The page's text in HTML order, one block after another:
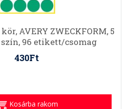
AVERY ZWECKFORM, 5
96 etikett/csomag
430Ft
Kosárba rakom